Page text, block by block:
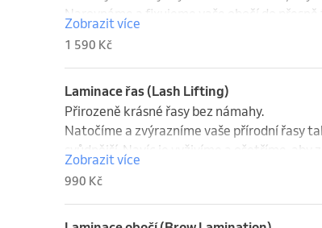
Narovnáme a fixujeme vaše obočí do
kudrnaté nebo nepoddajné chloupky. Navíc
který vydrží.
Zobrazit více
1 590 Kč
Laminace řas (Lash Lifting)
Přirozeně krásné řasy bez námahy.
Natočíme a zvýrazníme vaše přírodní řasy
svůdnější. Navíc je vyživíme a ošetříme,
jejich krásu bez podráždění.
Zobrazit více
990 Kč